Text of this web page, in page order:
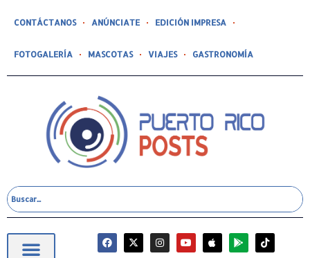
CONTÁCTANOS ANÚNCIATE EDICIÓN IMPRESA
FOTOGALERÍA MASCOTAS VIAJES GASTRONOMÍA